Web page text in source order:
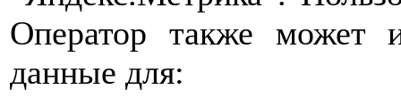
Оператор также может
данные для: